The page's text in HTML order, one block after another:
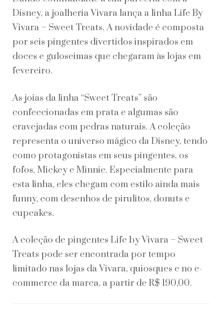
Disney, a joalheria Vivara lança a linha Life By
Vivara – Sweet Treats. A novidade é composta
por seis pingentes divertidos inspirados em
doces e guloseimas que chegaram às lojas em
fevereiro.
As joias da linha “Sweet Treats” são
confeccionadas em prata e algumas são
cravejadas com pedras naturais. A coleção
representa o universo mágico da Disney, tendo
como protagonistas em seus pingentes, os
fofos, Mickey e Minnie. Especialmente para
esta linha, eles chegam com estilo ainda mais
funny, com desenhos de pirulitos, donuts e
cupcakes.
A coleção de pingentes Life by Vivara – Sweet
Treats pode ser encontrada por tempo
limitado nas lojas da Vivara, quiosques e no e-
commerce da marca, a partir de R$ 190,00.